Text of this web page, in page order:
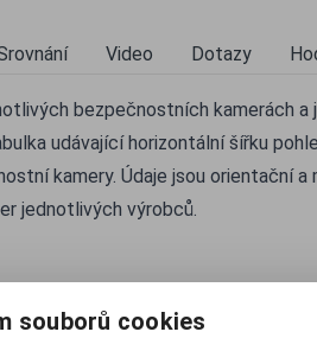
Video Dotazy
bezpečnostních kamerách a
udávající horizontální šířku
kamery. Údaje jsou orientační a
jednotlivých výrobců.
souborů cookies